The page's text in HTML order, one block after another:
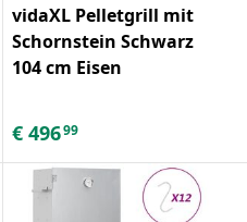
vidaXL Pelletgrill mit
Schornstein Schwarz
104 cm Eisen
€ 49699